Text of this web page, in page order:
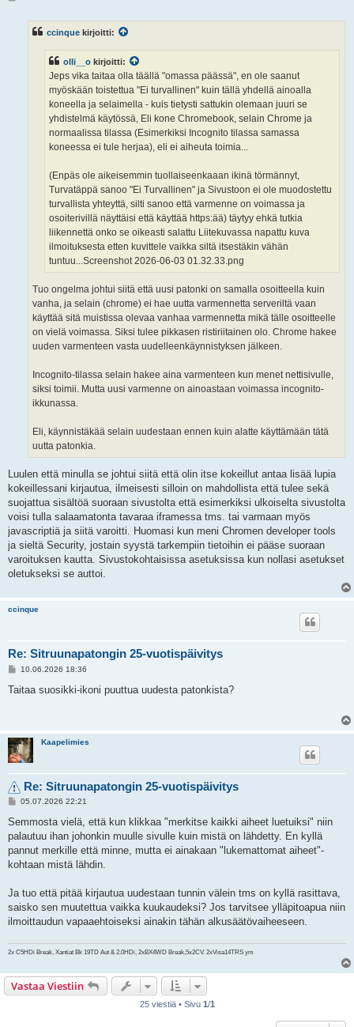
ccinque kirjoitti:
olli__o kirjoitti:
Jeps vika taitaa olla täällä "omassa päässä", en ole saanut
myöskään toistettua "Ei turvallinen" kuin tällä yhdellä ainoalla
koneella ja selaimella - kuis tietysti sattukin olemaan juuri se
yhdistelmä käytössä, Eli kone Chromebook, selain Chrome ja
normaalissa tilassa (Esimerkiksi Incognito tilassa samassa
koneessa ei tule herjaa), eli ei aiheuta toimia...
(Enpäs ole aikeisemmin tuollaiseenkaaan ikinä törmännyt,
Turvatäppä sanoo "Ei Turvallinen" ja Sivustoon ei ole muodostettu
turvallista yhteyttä, silti sanoo että varmenne on voimassa ja
osoiterivillä näyttäisi että käyttää https:ää) täytyy ehkä tutkia
liikennettä onko se oikeasti salattu Liitekuvassa napattu kuva
ilmoituksesta etten kuvittele vaikka siltä itsestäkin vähän
tuntuu...Screenshot 2026-06-03 01.32.33.png
Tuo ongelma johtui siitä että uusi patonki on samalla osoitteella kuin
vanha, ja selain (chrome) ei hae uutta varmennetta serveriltä vaan
käyttää sitä muistissa olevaa vanhaa varmennetta mikä tälle osoitteelle
on vielä voimassa. Siksi tulee pikkasen ristiriitainen olo. Chrome hakee
uuden varmenteen vasta uudelleenkäynnistyksen jälkeen.
Incognito-tilassa selain hakee aina varmenteen kun menet nettisivulle,
siksi toimii. Mutta uusi varmenne on ainoastaan voimassa incognito-
ikkunassa.
Eli, käynnistäkää selain uudestaan ennen kuin alatte käyttämään tätä
uutta patonkia.
Luulen että minulla se johtui siitä että olin itse kokeillut antaa lisää lupia
kokeillessani kirjautua, ilmeisesti silloin on mahdollista että tulee sekä
suojattua sisältöä suoraan sivustolta että esimerkiksi ulkoiselta sivustolta
voisi tulla salaamatonta tavaraa iframessa tms. tai varmaan myös
javascriptiä ja siitä varoitti. Huomasi kun meni Chromen developer tools
ja sieltä Security, jostain syystä tarkempiin tietoihin ei pääse suoraan
varoituksen kautta. Sivustokohtaisissa asetuksissa kun nollasi asetukset
oletukseksi se auttoi.
ccinque
Re: Sitruunapatongin 25-vuotispäivitys
V
e
10.06.2026 18:36
Taitaa suosikki-ikoni puuttua uudesta patonkista?
Kaapelimies
Re: Sitruunapatongin 25-vuotispäivitys
V
e
t
i
05.07.2026 22:21
Semmosta vielä, että kun klikkaa "merkitse kaikki aiheet luetuiksi" niin
palautuu ihan johonkin muulle sivulle kuin mistä on lähdetty. En kyllä
pannut merkille että minne, mutta ei ainakaan "lukemattomat aiheet"-
kohtaan mistä lähdin.
Ja tuo että pitää kirjautua uudestaan tunnin välein tms on kyllä rasittava,
saisko sen muutettua vaikka kuukaudeksi? Jos tarvitsee ylläpitoapua niin
ilmoittaudun vapaaehtoiseksi ainakin tähän alkusäätövaiheeseen.
2x C5HDi Break, Xantiat Bk 19TD Aut & 2.0HDi, 2xBX4WD Break,5x2CV. 2xVisa14TRS ym
Vastaa Viestiin
25 viestiä • Sivu 1/1